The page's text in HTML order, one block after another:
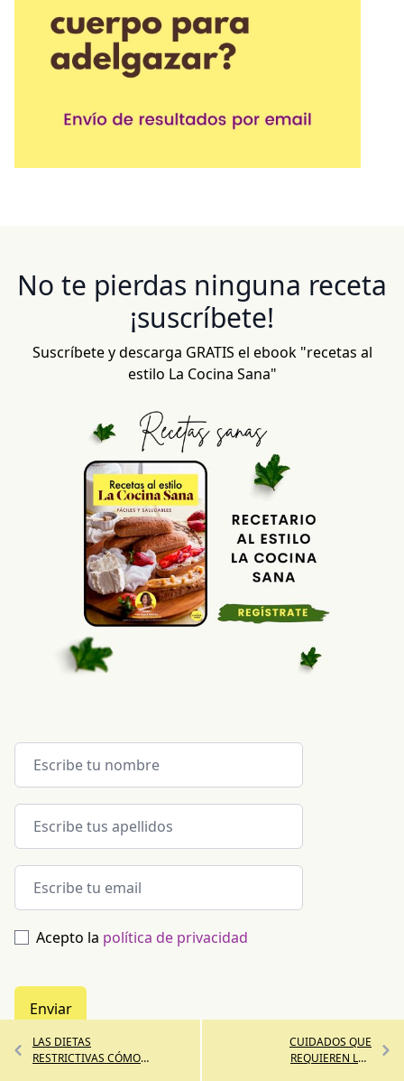
LAS DIETAS
RESTRICTIVAS CÓMO
CUIDADOS QUE
REQUIEREN LAS
No te pierdas ninguna receta
¡suscríbete!
Suscríbete y descarga GRATIS el ebook "recetas al
estilo La Cocina Sana"
Acepto la política de privacidad
Enviar